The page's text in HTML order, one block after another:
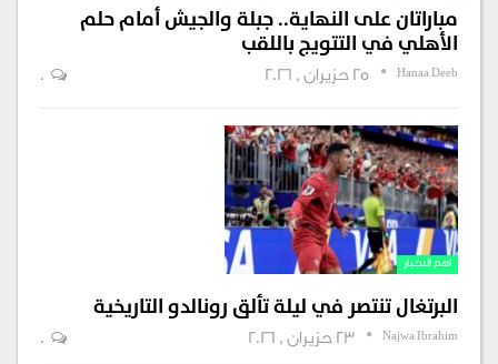
مباراتان على النهاية.. جبلة والجيش أمام حلم
الأهلي في التتويج باللقب
Hanaa Deeb 25 حزيران , 2026 0
اهم الاخبار
البرتغال تنتصر في ليلة تألق رونالدو التاريخية
Najwa Ibrahim 23 حزيران , 2026 0